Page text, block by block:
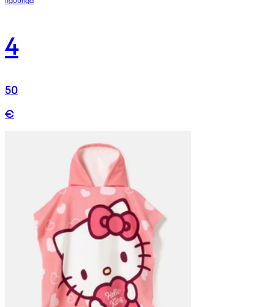
4
50
€